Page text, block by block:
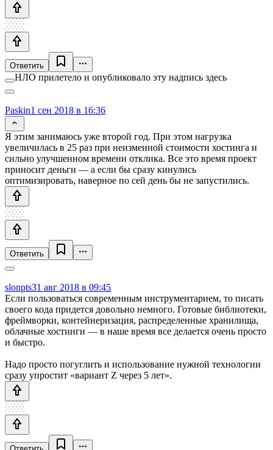
Ответить
НЛО прилетело и опубликовало эту надпись здесь
Paskin1 сен 2018 в 16:36
Я этим занимаюсь уже второй год. При этом нагрузка
увеличилась в 25 раз при неизменной стоимости хостинга и
сильно улучшенном времени отклика. Все это время проект
приносит деньги — а если бы сразу кинулись
оптимизировать, наверное по сей день бы не запустились.
Ответить
slonpts31 авг 2018 в 09:45
Если пользоваться современным инструментарием, то писать
своего кода придется довольно немного. Готовые библиотеки,
фреймворки, контейнеризация, распределенные хранилища,
облачные хостинги — в наше время все делается очень просто
и быстро.
Надо просто погуглить и использование нужной технологии
сразу упростит «вариант Z через 5 лет».